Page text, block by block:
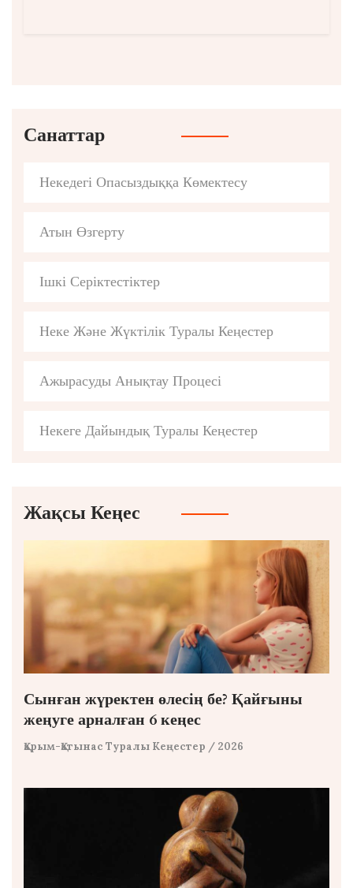
Санаттар
Некедегі Опасыздыққа Көмектесу
Атын Өзгерту
Ішкі Серіктестіктер
Неке Және Жүктілік Туралы Кеңестер
Ажырасуды Анықтау Процесі
Некеге Дайындық Туралы Кеңестер
Жақсы Кеңес
Сынған жүректен өлесің бе? Қайғыны
жеңуге арналған 6 кеңес
Қарым-Қатынас Туралы Кеңестер / 2026